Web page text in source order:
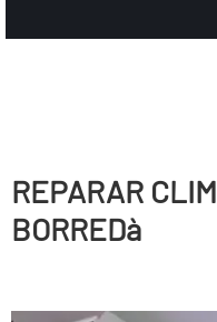
REPARAR
BORREDà